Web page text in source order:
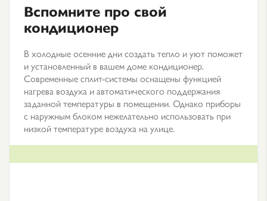
Вспомните про свой
кондиционер
В холодные осенние дни создать тепло и уют поможет
и установленный в вашем доме кондиционер.
Современные сплит-системы оснащены функцией
нагрева воздуха и автоматического поддержания
заданной температуры в помещении. Однако приборы
с наружным блоком нежелательно использовать при
низкой температуре воздуха на улице.